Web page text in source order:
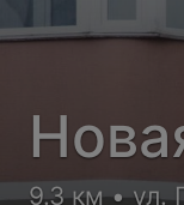
9.3 км • ул.